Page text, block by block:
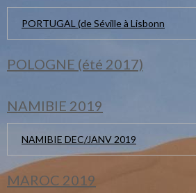
PORTUGAL (de Séville à Lisbonn
POLOGNE (été 2017)
NAMIBIE 2019
NAMIBIE DEC/JANV 2019
MAROC 2019